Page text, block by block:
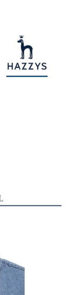
用戶狀況，依本公司即
本公司將視審查結果
現惡意使用之情形，
採取法律行動。